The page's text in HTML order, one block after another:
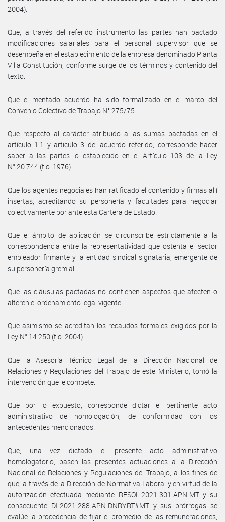
2004).
Que, a través del referido instrumento las partes han pactado
modificaciones salariales para el personal supervisor que se
desempeña en el establecimiento de la empresa denominado Planta
Villa Constitución, conforme surge de los términos y contenido del
texto.
Que el mentado acuerdo ha sido formalizado en el marco del
Convenio Colectivo de Trabajo N° 275/75.
Que respecto al carácter atribuido a las sumas pactadas en el
artículo 1.1 y articulo 3 del acuerdo referido, corresponde hacer
saber a las partes lo establecido en el Artículo 103 de la Ley
N° 20.744 (t.o. 1976).
Que los agentes negociales han ratificado el contenido y firmas allí
insertas, acreditando su personería y facultades para negociar
colectivamente por ante esta Cartera de Estado.
Que el ámbito de aplicación se circunscribe estrictamente a la
correspondencia entre la representatividad que ostenta el sector
empleador firmante y la entidad sindical signataria, emergente de
su personería gremial.
Que las cláusulas pactadas no contienen aspectos que afecten o
alteren el ordenamiento legal vigente.
Que asimismo se acreditan los recaudos formales exigidos por la
Ley N° 14.250 (t.o. 2004).
Que la Asesoría Técnico Legal de la Dirección Nacional de
Relaciones y Regulaciones del Trabajo de este Ministerio, tomó la
intervención que le compete.
Que por lo expuesto, corresponde dictar el pertinente acto
administrativo de homologación, de conformidad con los
antecedentes mencionados.
Que, una vez dictado el presente acto administrativo
homologatorio, pasen las presentes actuaciones a la Dirección
Nacional de Relaciones y Regulaciones del Trabajo, a los fines de
que, a través de la Dirección de Normativa Laboral y en virtud de la
autorización efectuada mediante RESOL-2021-301-APN-MT y su
consecuente DI-2021-288-APN-DNRYRT#MT y sus prórrogas se
evalúe la procedencia de fijar el promedio de las remuneraciones,